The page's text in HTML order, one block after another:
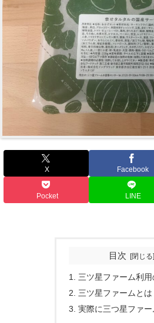
X Facebook
Pocket LINE
目次
三ツ星ファーム利
三ツ星ファームとは
実際に三つ星ファー